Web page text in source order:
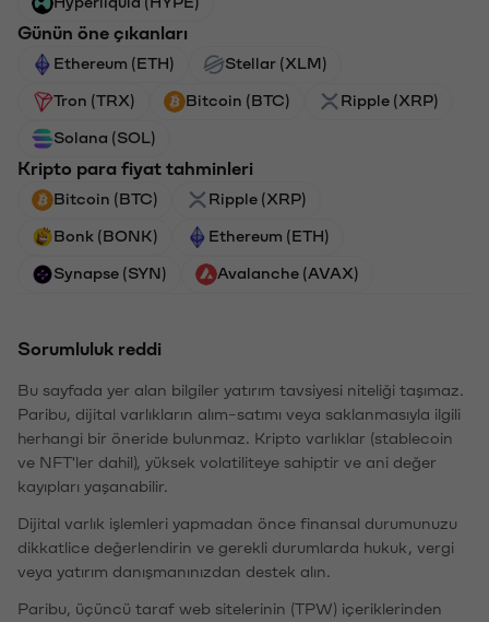
Günün öne çıkanları
Ethereum (ETH) Stellar (XLM)
Tron (TRX) Bitcoin (BTC) Ripple (XRP)
Solana (SOL)
Kripto para fiyat tahminleri
Bitcoin (BTC) Ripple (XRP)
Bonk (BONK) Ethereum (ETH)
Synapse (SYN) Avalanche (AVAX)
Sorumluluk reddi
Bu sayfada yer alan bilgiler yatırım tavsiyesi niteliği taşımaz.
Paribu, dijital varlıkların alım-satımı veya saklanmasıyla ilgili
herhangi bir öneride bulunmaz. Kripto varlıklar (stablecoin
ve NFT'ler dahil), yüksek volatiliteye sahiptir ve ani değer
kayıpları yaşanabilir.
Dijital varlık işlemleri yapmadan önce finansal durumunuzu
dikkatlice değerlendirin ve gerekli durumlarda hukuk, vergi
veya yatırım danışmanınızdan destek alın.
Paribu, üçüncü taraf web sitelerinin (TPW) içeriklerinden